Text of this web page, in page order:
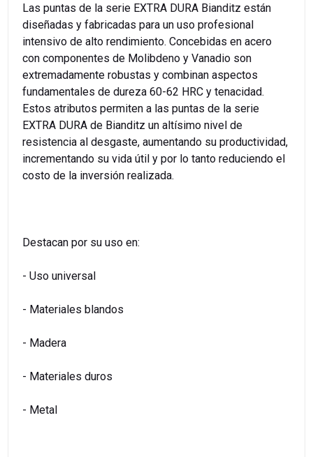
Las puntas de la serie EXTRA DURA Bianditz están
diseñadas y fabricadas para un uso profesional
intensivo de alto rendimiento. Concebidas en acero
con componentes de Molibdeno y Vanadio son
extremadamente robustas y combinan aspectos
fundamentales de dureza 60-62 HRC y tenacidad.
Estos atributos permiten a las puntas de la serie
EXTRA DURA de Bianditz un altísimo nivel de
resistencia al desgaste, aumentando su productividad,
incrementando su vida útil y por lo tanto reduciendo el
costo de la inversión realizada.
Destacan por su uso en:
- Uso universal
- Materiales blandos
- Madera
- Materiales duros
- Metal